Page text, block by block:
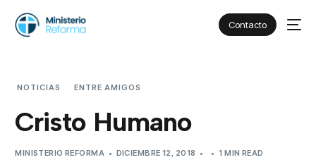
Contacto
NOTICIAS ENTRE AMIGOS
Cristo Humano
MINISTERIO REFORMA DICIEMBRE 12, 2018 1 MIN READ